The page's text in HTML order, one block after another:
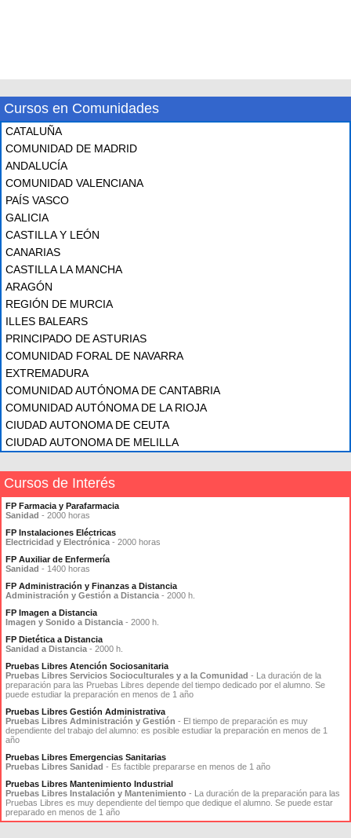
Cursos en Comunidades
CATALUÑA
COMUNIDAD DE MADRID
ANDALUCÍA
COMUNIDAD VALENCIANA
PAÍS VASCO
GALICIA
CASTILLA Y LEÓN
CANARIAS
CASTILLA LA MANCHA
ARAGÓN
REGIÓN DE MURCIA
ILLES BALEARS
PRINCIPADO DE ASTURIAS
COMUNIDAD FORAL DE NAVARRA
EXTREMADURA
COMUNIDAD AUTÓNOMA DE CANTABRIA
COMUNIDAD AUTÓNOMA DE LA RIOJA
CIUDAD AUTONOMA DE CEUTA
CIUDAD AUTONOMA DE MELILLA
Cursos de Interés
FP Farmacia y Parafarmacia
Sanidad - 2000 horas
FP Instalaciones Eléctricas
Electricidad y Electrónica - 2000 horas
FP Auxiliar de Enfermería
Sanidad - 1400 horas
FP Administración y Finanzas a Distancia
Administración y Gestión a Distancia - 2000 h.
FP Imagen a Distancia
Imagen y Sonido a Distancia - 2000 h.
FP Dietética a Distancia
Sanidad a Distancia - 2000 h.
Pruebas Libres Atención Sociosanitaria
Pruebas Libres Servicios Socioculturales y a la Comunidad - La duración de la
preparación para las Pruebas Libres depende del tiempo dedicado por el alumno. Se
puede estudiar la preparación en menos de 1 año
Pruebas Libres Gestión Administrativa
Pruebas Libres Administración y Gestión - El tiempo de preparación es muy
dependiente del trabajo del alumno: es posible estudiar la preparación en menos de 1
año
Pruebas Libres Emergencias Sanitarias
Pruebas Libres Sanidad - Es factible prepararse en menos de 1 año
Pruebas Libres Mantenimiento Industrial
Pruebas Libres Instalación y Mantenimiento - La duración de la preparación para las
Pruebas Libres es muy dependiente del tiempo que dedique el alumno. Se puede estar
preparado en menos de 1 año